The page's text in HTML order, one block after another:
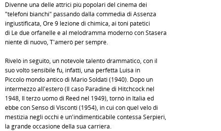
Divenne una delle attrici più popolari del cinema dei
"telefoni bianchi" passando dalla commedia di Assenza
ingiustificata, Ore 9 lezione di chimica, ai toni patetici
di Le due orfanelle e al melodramma moderno con Stasera
niente di nuovo, T'amerò per sempre.
Rivelò in seguito, un notevole talento drammatico, con il
suo volto sensibile fu, infatti, una perfetta Luisa in
Piccolo mondo antico di Mario Soldati (1940). Dopo un
intermezzo all'estero (Il caso Paradine di Hitchcock nel
1948, Il terzo uomo di Reed nel 1949), tornò in Italia ed
ebbe con Senso di Visconti (1954), in cui con quel velo di
mestizia negli occhi è un'indimenticabile contessa Serpieri,
la grande occasione della sua carriera.